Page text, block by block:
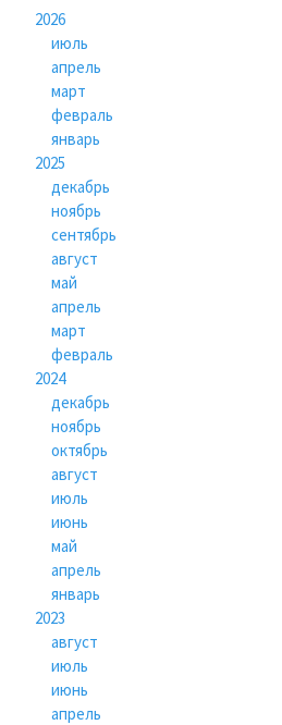
2026
июль
апрель
март
февраль
январь
2025
декабрь
ноябрь
сентябрь
август
май
апрель
март
февраль
2024
декабрь
ноябрь
октябрь
август
июль
июнь
май
апрель
январь
2023
август
июль
июнь
апрель